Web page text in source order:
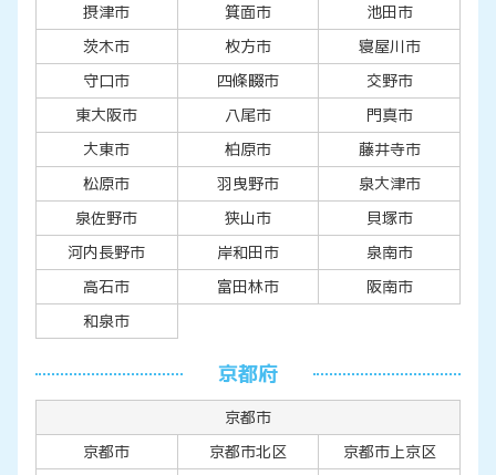
摂津市
箕面市
池田市
茨木市
枚方市
寝屋川市
守口市
四條畷市
交野市
東大阪市
八尾市
門真市
大東市
柏原市
藤井寺市
松原市
羽曳野市
泉大津市
泉佐野市
狭山市
貝塚市
河内長野市
岸和田市
泉南市
高石市
富田林市
阪南市
和泉市
京都府
京都市
京都市
京都市北区
京都市上京区